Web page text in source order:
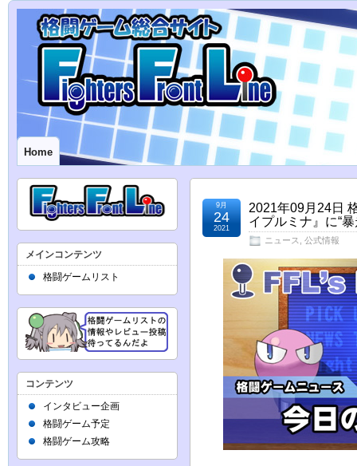
Home
2021年09月24日
イプルミナ』に“
ニュース 公式情報
9月
24
2021
メインコンテンツ
格闘ゲームリスト
コンテンツ
インタビュー企画
格闘ゲーム予定
格闘ゲーム攻略